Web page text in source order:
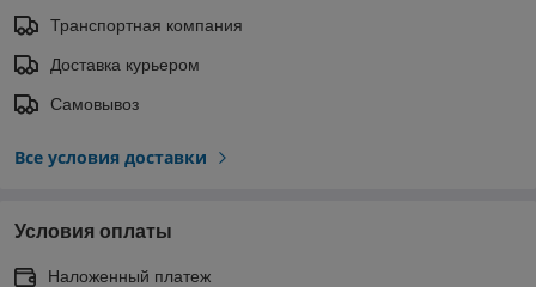
Транспортная компания
Доставка курьером
Самовывоз
Все условия доставки
Условия оплаты
Наложенный платеж